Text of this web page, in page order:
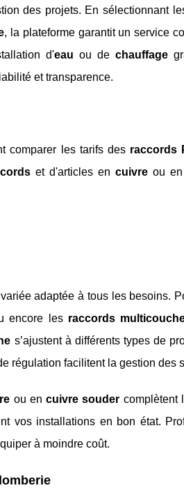
des projets. En sélectionnant
, la plateforme garantit un service
d'eau ou dechauffage
et transparence.
comparer les tarifs des raccords
et d'articles en cuivre ou en
adaptée à tous les besoins.
encore les raccords
s’ajustent à différents types de
régulation facilitent la gestion des
ou encuivre souder complètent
vos installations en bon état.
à moindre coût.